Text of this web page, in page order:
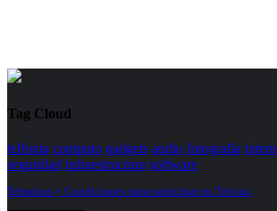
Tag Cloud
telfonia computo gadgets audio fotografia
seguridad infraestructura software
Términos y Condiciones para participar en Trivias.